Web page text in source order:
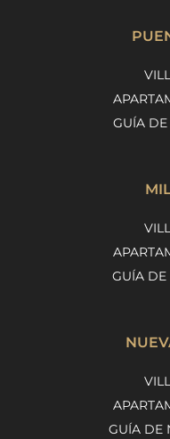
GUÍA
GUÍA DE
GUÍA DE